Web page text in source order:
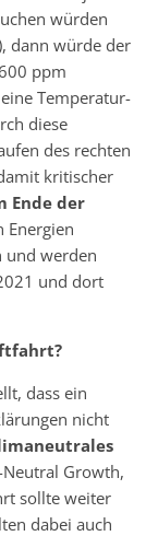
würden
dann würde der
ppm
eine Temperatur­
diese
des rechten
kritischer
Ende der
Energien
und werden
und dort
dass ein
nicht
Neutral Growth,
sollte weiter
dabei auch